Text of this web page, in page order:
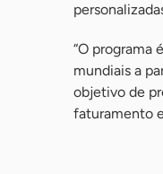
“O programa
mundiais a
objetivo de
faturamento